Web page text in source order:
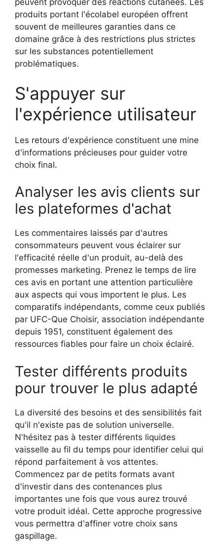
peuvent provoquer des réactions cutanées. Les
produits portant l'écolabel européen offrent
souvent de meilleures garanties dans ce
domaine grâce à des restrictions plus strictes
sur les substances potentiellement
problématiques.
S'appuyer sur
l'expérience utilisateur
Les retours d'expérience constituent une mine
d'informations précieuses pour guider votre
choix final.
Analyser les avis clients sur
les plateformes d'achat
Les commentaires laissés par d'autres
consommateurs peuvent vous éclairer sur
l'efficacité réelle d'un produit, au-delà des
promesses marketing. Prenez le temps de lire
ces avis en portant une attention particulière
aux aspects qui vous importent le plus. Les
comparatifs indépendants, comme ceux publiés
par UFC-Que Choisir, association indépendante
depuis 1951, constituent également des
ressources fiables pour faire un choix éclairé.
Tester différents produits
pour trouver le plus adapté
La diversité des besoins et des sensibilités fait
qu'il n'existe pas de solution universelle.
N'hésitez pas à tester différents liquides
vaisselle au fil du temps pour identifier celui qui
répond parfaitement à vos attentes.
Commencez par de petits formats avant
d'investir dans des contenances plus
importantes une fois que vous aurez trouvé
votre produit idéal. Cette approche progressive
vous permettra d'affiner votre choix sans
gaspillage.